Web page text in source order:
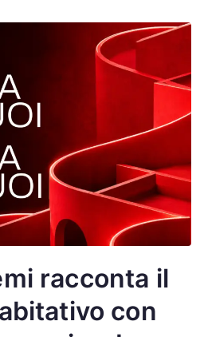
racconta il
con